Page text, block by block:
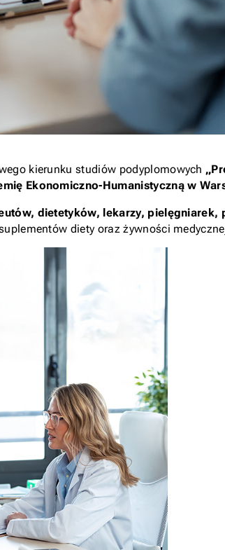
kierunku studiów podyplomowych
Ekonomiczno-Humanistyczną w
dietetyków, lekarzy, pielęgniarek,
diety oraz żywności